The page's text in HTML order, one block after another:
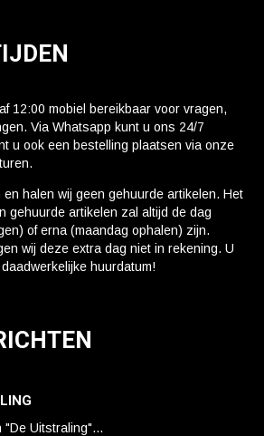
12:00 mobiel bereikbaar voor vragen,
Via Whatsapp kunt u ons 24/7
u ook een bestelling plaatsen via onze
halen wij geen gehuurde artikelen. Het
gehuurde artikelen zal altijd de dag
of erna (maandag ophalen) zijn.
wij deze extra dag niet in rekening. U
huurdatum!
"De Uitstraling"…